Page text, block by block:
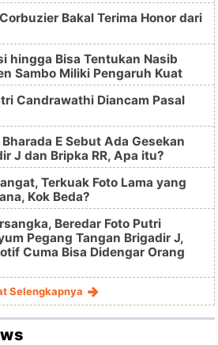
Bakal Terima Honor dari
hingga Bisa Tentukan Nasib
Sambo Miliki Pengaruh Kuat
Candrawathi Diancam Pasal
E Sebut Ada Gesekan
J dan Bripka RR, Apa itu?
Terkuak Foto Lama yang
Kok Beda?
Beredar Foto Putri
Pegang Tangan Brigadir J,
Cuma Bisa Didengar Orang
Selengkapnya